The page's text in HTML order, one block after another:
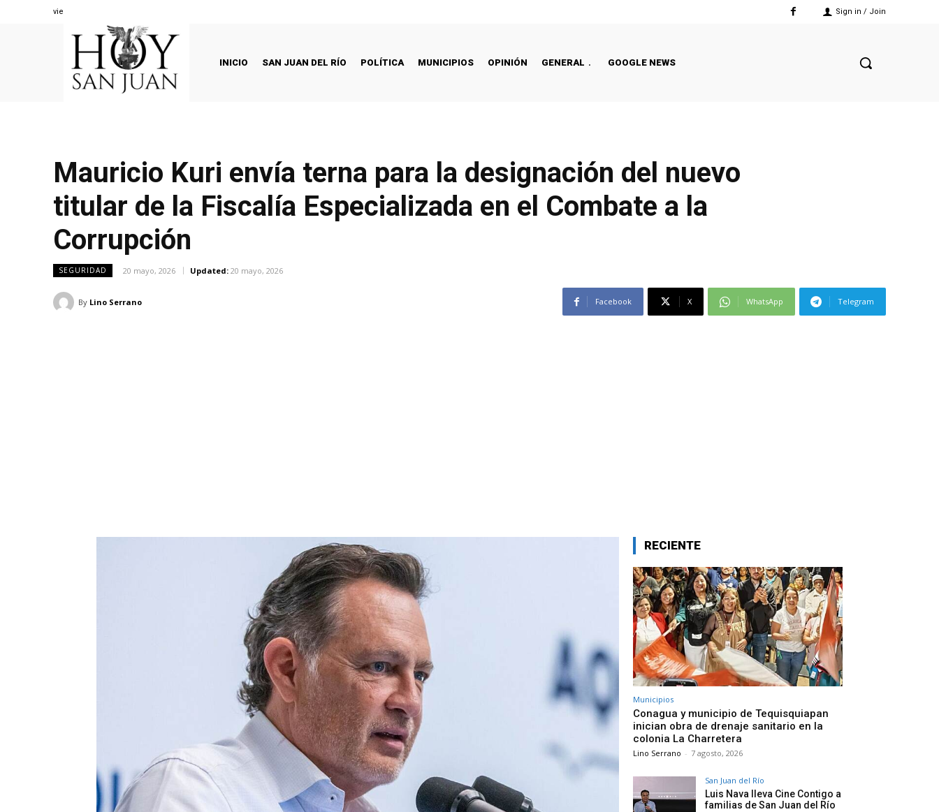
viernes, agosto 7, 2026 Sign in / Join
INICIO SAN JUAN DEL RÍO POLÍTICA MUNICIPIOS OPINIÓN GENERAL GOOGLE NEWS
Mauricio Kuri envía terna para la designación del nuevo
titular de la Fiscalía Especializada en el Combate a la
Corrupción
SEGURIDAD 20 mayo, 2026 Updated: 20 mayo, 2026
By Lino Serrano Facebook X WhatsApp Telegram
RECIENTE
Municipios
Conagua y municipio de Tequisquiapan
inician obra de drenaje sanitario en la
colonia La Charretera
Lino Serrano - 7 agosto, 2026
San Juan del Río
Luis Nava lleva Cine Contigo a
familias de San Juan del Río